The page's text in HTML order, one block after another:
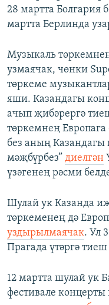
28 мартта Болгария
мартта Берлинда
Музыкаль
узмаячак, чөнки
төркеме
яши. Казандагы
ачып җибәрергә
төркемнең Европага
без аның
мәҗбүрбез” диелгән
үзәгенең рәсми
Шулай ук Казанда
төркеменең дә
уздырылмаячак. Ул
Прагада үтәргә
12 мартта шулай ук
фестивале концерты